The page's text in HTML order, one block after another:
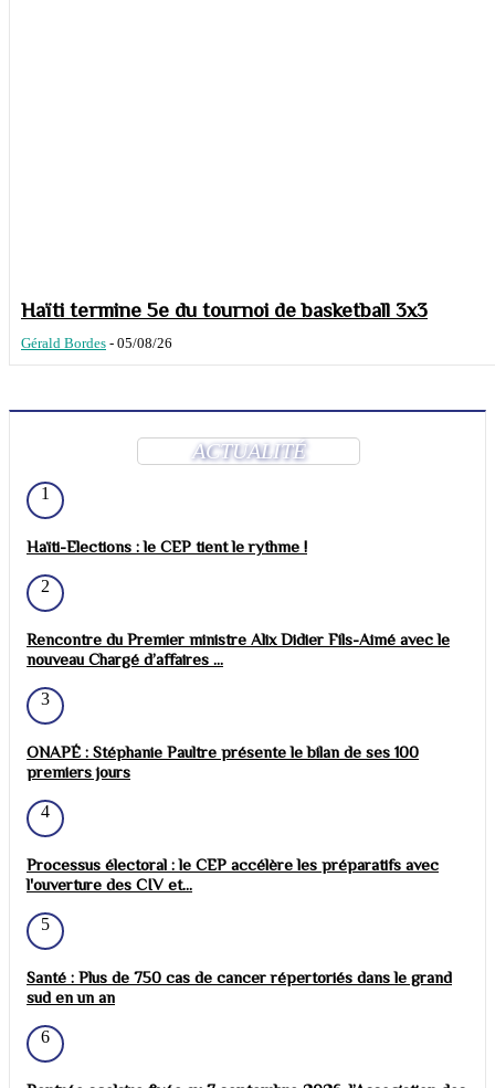
Haïti termine 5e du tournoi de basketball 3x3
Gérald Bordes - 05/08/26
ACTUALITÉ
1
Haïti-Elections : le CEP tient le rythme !
2
Rencontre du Premier ministre Alix Didier Fils-Aimé avec le
nouveau Chargé d’affaires ...
3
ONAPÉ : Stéphanie Paultre présente le bilan de ses 100
premiers jours
4
Processus électoral : le CEP accélère les préparatifs avec
l'ouverture des CIV et...
5
Santé : Plus de 750 cas de cancer répertoriés dans le grand
sud en un an
6